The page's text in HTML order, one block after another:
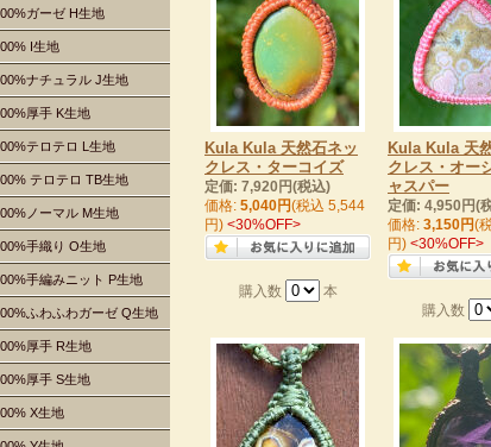
ガーゼ H生地
I生地
ナチュラル J生地
厚手 K生地
テロテロ L生地
テロテロ TB生地
ノーマル M生地
手織り O生地
手編みニット P生地
ふわふわガーゼ Q生地
厚手 R生地
厚手 S生地
X生地
Kula Kula 天然石ネッ
クレス・ターコイズ
定価: 7,920円(税込)
価格: 5,040円(税込 5,544
円) <30%OFF>
購入数 本
Kula Kula 天
クレス・オー
ャスパー
定価: 4,950円(
価格: 3,150円(
円) <30%OFF>
購入数